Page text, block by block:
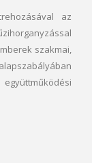
az
szakmai,